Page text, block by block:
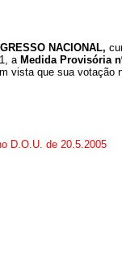
NACIONAL,
a Medida Provisória
vista que sua
D.O.U. de 20.5.2005